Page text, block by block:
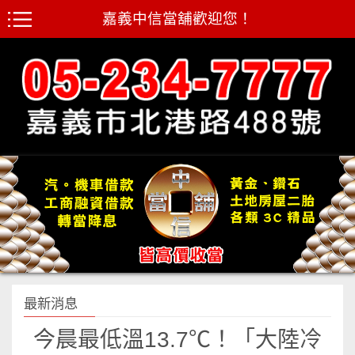
嘉義中信當舖歡迎您！
最新消息
今晨最低溫13.7℃！「大陸冷